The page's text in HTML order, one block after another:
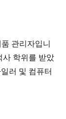
관리자입니
학위를 받았
러 및 컴퓨터